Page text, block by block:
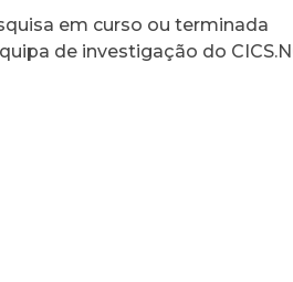
em curso ou terminada
de investigação do